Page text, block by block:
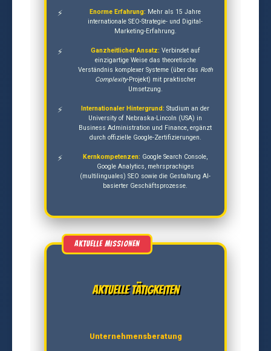
Enorme Erfahrung: Mehr als 15 Jahre
internationale SEO-Strategie- und Digital-
Marketing-Erfahrung.
Ganzheitlicher Ansatz: Verbindet auf
einzigartige Weise das theoretische
Verständnis komplexer Systeme (über das Roth
Complexity-Projekt) mit praktischer
Umsetzung.
Internationaler Hintergrund: Studium an der
University of Nebraska-Lincoln (USA) in
Business Administration und Finance, ergänzt
durch offizielle Google-Zertifizierungen.
Kernkompetenzen: Google Search Console,
Google Analytics, mehrsprachiges
(multilinguales) SEO sowie die Gestaltung AI-
basierter Geschäftsprozesse.
Aktuelle Tätigkeiten
Unternehmensberatung